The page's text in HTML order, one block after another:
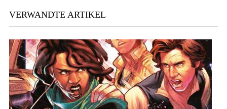
VERWANDTE ARTIKEL